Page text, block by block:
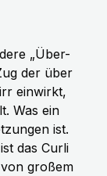
„Über-
der über
einwirkt,
Was ein
ist.
das Curli
großem